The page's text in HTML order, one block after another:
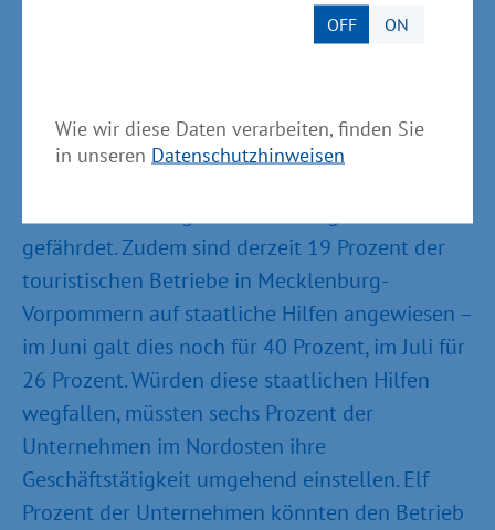
OFF ON
Wie wir diese Daten verarbeiten, finden Sie
in unseren Datenschutzhinweisen
bleibt aber für viele Unternehmen
herausfordernd. So schätzt zwischenzeitlich
als sicher beziehungsweise sehr sicher ein;
36 Prozent bewegen sich zwischen Sicherheit
gefährdet. Zudem sind derzeit 19 Prozent der
touristischen Betriebe in Mecklenburg-
Vorpommern auf staatliche Hilfen angewiesen –
im Juni galt dies noch für 40 Prozent, im Juli für
26 Prozent. Würden diese staatlichen Hilfen
wegfallen, müssten sechs Prozent der
Unternehmen im Nordosten ihre
Geschäftstätigkeit umgehend einstellen. Elf
Prozent der Unternehmen könnten den Betrieb